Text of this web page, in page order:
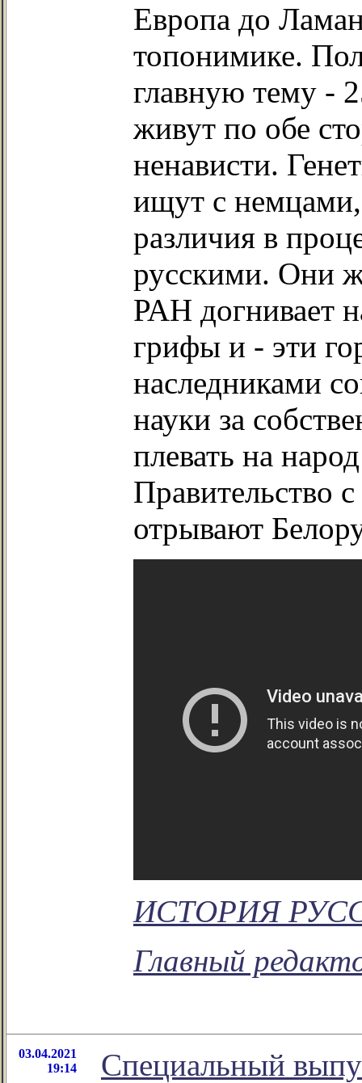
Европа до
топонимике.
главную тему -
живут по обе
ненависти.
ищут с
различия в
русскими. Они
РАН догнивает
грифы и - эти
наследниками
науки за
плевать на
Правительство
отрывают
ИСТОРИЯ
Главный
03.04.2021
19:14
Специальный